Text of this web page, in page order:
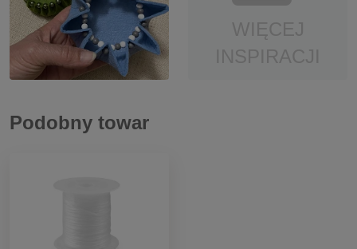
Podobny towar